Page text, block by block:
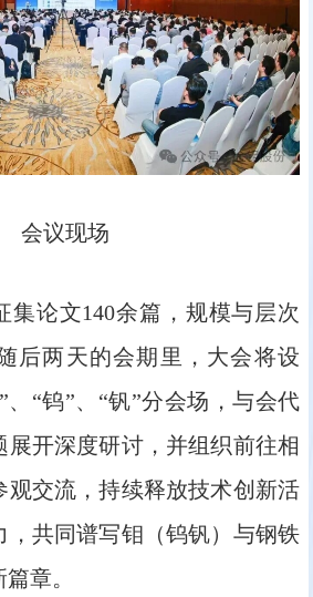
会议现场
集论文140余篇，规模与层次
后两天的会期里，大会将设
、“钨”、“钒”分会场，与会代
展开深度研讨，并组织前往相
观交流，持续释放技术创新活
，共同谱写钼（钨钒）与钢铁
章。